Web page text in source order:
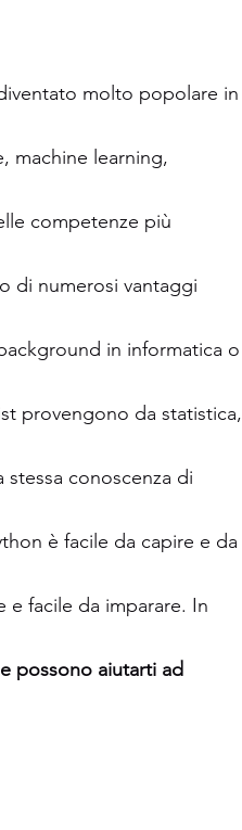
molto popolare in
machine learning,
competenze più
di numerosi vantaggi
in informatica o
provengono da statistica,
conoscenza di
è facile da capire e da
facile da imparare. In
possono aiutarti ad